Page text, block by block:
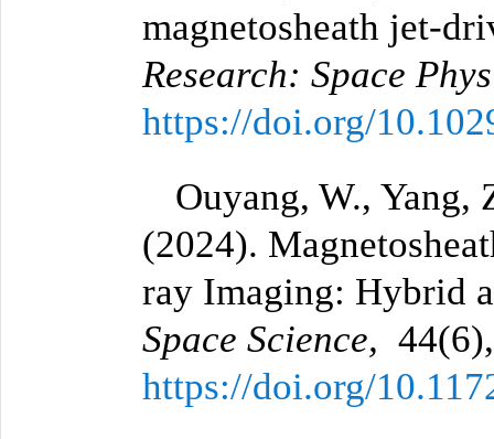
magnetosheath jet-
Research: Space
https://doi.org/
Ouyang, W.,
(2024).
ray Imaging: Hybrid
Space Science,
https://doi.org/